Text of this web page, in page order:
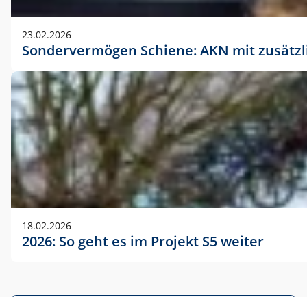
23.02.2026
Sondervermögen Schiene: AKN mit
18.02.2026
2026: So geht es im Projekt S5 weiter